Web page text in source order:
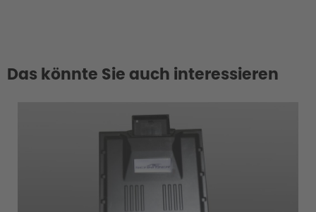
Das könnte Sie auch interessieren